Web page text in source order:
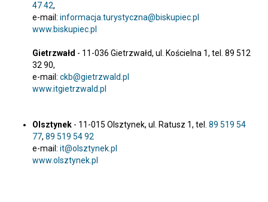
47 42,
e-mail: informacja.turystyczna@biskupiec.pl
www.biskupiec.pl
Gietrzwałd - 11-036 Gietrzwałd, ul. Kościelna 1, tel. 89 512
32 90,
e-mail: ckb@gietrzwald.pl
www.itgietrzwald.pl
Olsztynek- 11-015 Olsztynek, ul. Ratusz 1, tel. 89 519 54
77, 89 519 54 92
e-mail: it@olsztynek.pl
www.olsztynek.pl